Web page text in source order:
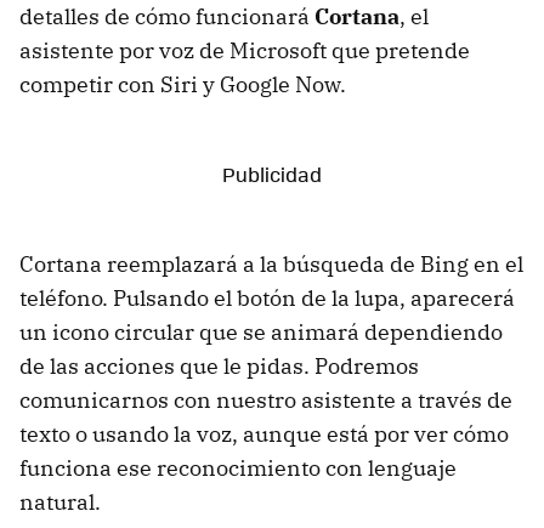
detalles de cómo funcionará Cortana, el
asistente por voz de Microsoft que pretende
competir con Siri y Google Now.
Cortana reemplazará a la búsqueda de Bing en el
teléfono. Pulsando el botón de la lupa, aparecerá
un icono circular que se animará dependiendo
de las acciones que le pidas. Podremos
comunicarnos con nuestro asistente a través de
texto o usando la voz, aunque está por ver cómo
funciona ese reconocimiento con lenguaje
natural.